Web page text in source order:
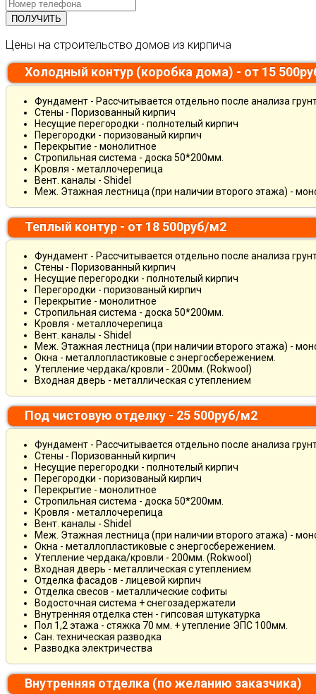
Цены на строительство домов из кирпича
Холодный контур (коробка дома) - от 15
Фундамент - Рассчитывается отдельно после анализа
Стены - Поризованный кирпич
Несущие перегородки - полнотелый кирпич
Перегородки - поризованый кирпич
Перекрытие - монолитное
Стропильная система - доска 50*200мм.
Кровля - металлочерепица
Вент. каналы - Shidel
Меж. Этажная лестница (при наличии второго этажа) -
Теплый контур - от 18 500руб/м2
Фундамент - Рассчитывается отдельно после анализа
Стены - Поризованный кирпич
Несущие перегородки - полнотелый кирпич
Перегородки - поризованый кирпич
Перекрытие - монолитное
Стропильная система - доска 50*200мм.
Кровля - металлочерепица
Вент. каналы - Shidel
Меж. Этажная лестница (при наличии второго этажа) -
Окна - металлопластиковые с энергосбережением.
Утепление чердака/кровли - 200мм. (Rokwool)
Входная дверь - металлическая с утеплением
Под чистовую отделку - 25 500руб/м2
Фундамент - Рассчитывается отдельно после анализа
Стены - Поризованный кирпич
Несущие перегородки - полнотелый кирпич
Перегородки - поризованый кирпич
Перекрытие - монолитное
Стропильная система - доска 50*200мм.
Кровля - металлочерепица
Вент. каналы - Shidel
Меж. Этажная лестница (при наличии второго этажа) -
Окна - металлопластиковые с энергосбережением.
Утепление чердака/кровли - 200мм. (Rokwool)
Входная дверь - металлическая с утеплением
Отделка фасадов - лицевой кирпич
Отделка свесов - металлические софиты
Водосточная система + снегозадержатели
Внутренняя отделка стен - гипсовая штукатурка
Пол 1,2 этажа - стяжка 70 мм. + утепление ЭПС 100мм.
Сан. техническая разводка
Разводка электричества
Внутренняя отделка (по желанию заказчика)